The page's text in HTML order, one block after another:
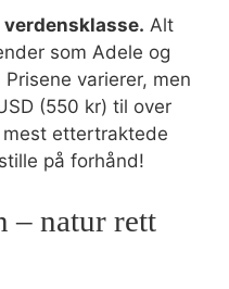
verdensklasse. Alt
som Adele og
varierer, men
(550 kr) til over
ettertraktede
på forhånd!
– natur rett